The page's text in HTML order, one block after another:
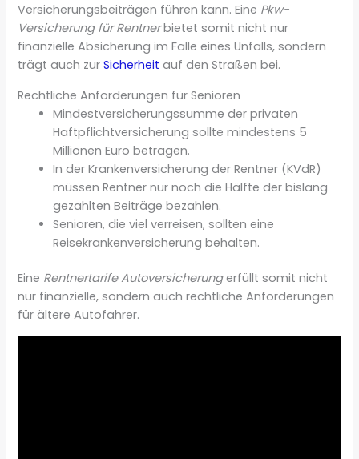
Versicherungsbeiträgen führen kann. Eine Pkw-
Versicherung für Rentnerbietet somit nicht nur
finanzielle Absicherung im Falle eines Unfalls, sondern
trägt auch zurSicherheit auf den Straßen bei.
Rechtliche Anforderungen für Senioren
Mindestversicherungssumme der privaten
Haftpflichtversicherung sollte mindestens 5
Millionen Euro betragen.
In der Krankenversicherung der Rentner (KVdR)
müssen Rentner nur noch die Hälfte der bislang
gezahlten Beiträge bezahlen.
Senioren, die viel verreisen, sollten eine
Reisekrankenversicherung behalten.
Eine Rentnertarife Autoversicherungerfüllt somit nicht
nur finanzielle, sondern auch rechtliche Anforderungen
für ältere Autofahrer.